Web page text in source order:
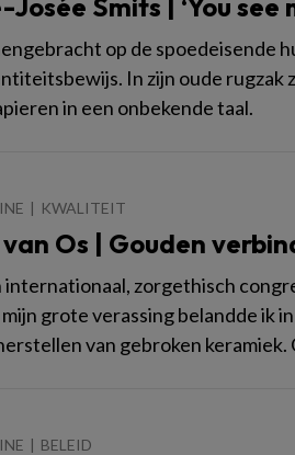
op de spoedeisende
In zijn oude
in een onbekende taal.
KWALITEIT
Os | Gouden
internationaal, zorgethisch
grote verassing belandde ik
van gebroken
BELEID